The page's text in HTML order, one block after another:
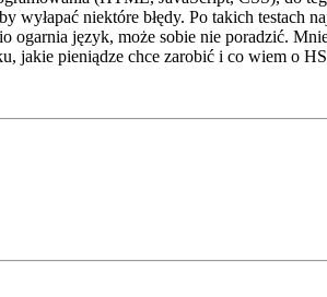
wyłapać niektóre błędy. Po takich testach
ogarnia język, może sobie nie poradzić.
jakie pieniądze chce zarobić i co wiem o